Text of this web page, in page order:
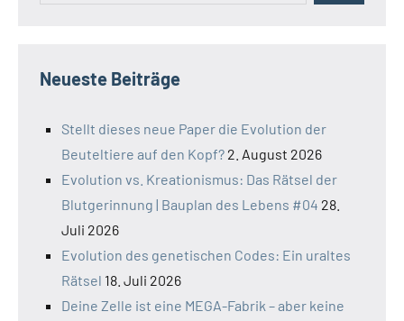
Neueste Beiträge
Stellt dieses neue Paper die Evolution der
Beuteltiere auf den Kopf? 2. August 2026
Evolution vs. Kreationismus: Das Rätsel der
Blutgerinnung | Bauplan des Lebens #04 28.
Juli 2026
Evolution des genetischen Codes: Ein uraltes
Rätsel 18. Juli 2026
Deine Zelle ist eine MEGA-Fabrik – aber keine